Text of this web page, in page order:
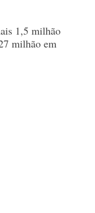
1,5 milhão
milhão em